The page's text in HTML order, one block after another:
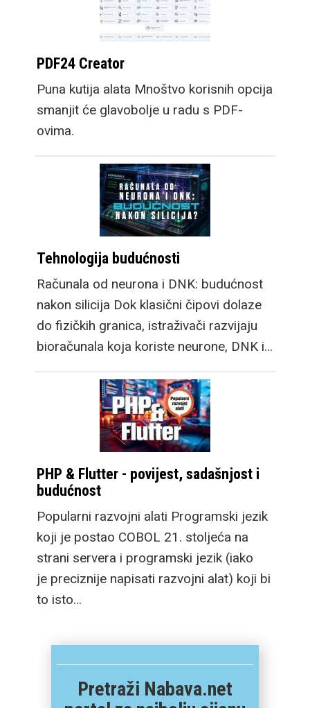
PDF24 Creator
Puna kutija alata Mnoštvo korisnih opcija
smanjit će glavobolje u radu s PDF-
ovima.
Tehnologija budućnosti
Računala od neurona i DNK: budućnost
nakon silicija Dok klasični čipovi dolaze
do fizičkih granica, istraživači razvijaju
bioračunala koja koriste neurone, DNK i…
PHP & Flutter - povijest, sadašnjost i
budućnost
Popularni razvojni alati Programski jezik
koji je postao COBOL 21. stoljeća na
strani servera i programski jezik (iako
je preciznije napisati razvojni alat) koji bi
to isto…
Pretraži Nabava.net